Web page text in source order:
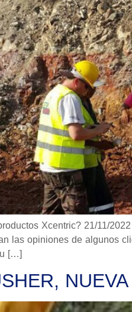
Xcentric? 21/11/
las opiniones de algunos
[…]
NUEVA